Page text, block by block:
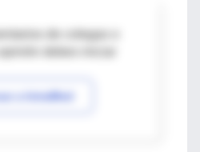
de colegas o
a IntraMed